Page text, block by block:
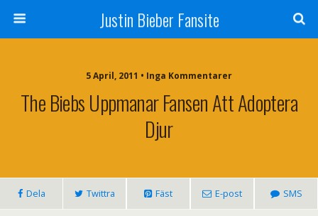
Justin Bieber Fansite
5 April, 2011 • Inga Kommentarer
The Biebs Uppmanar Fansen Att Adoptera
Djur
Dela Twittra Fäst E-post SMS